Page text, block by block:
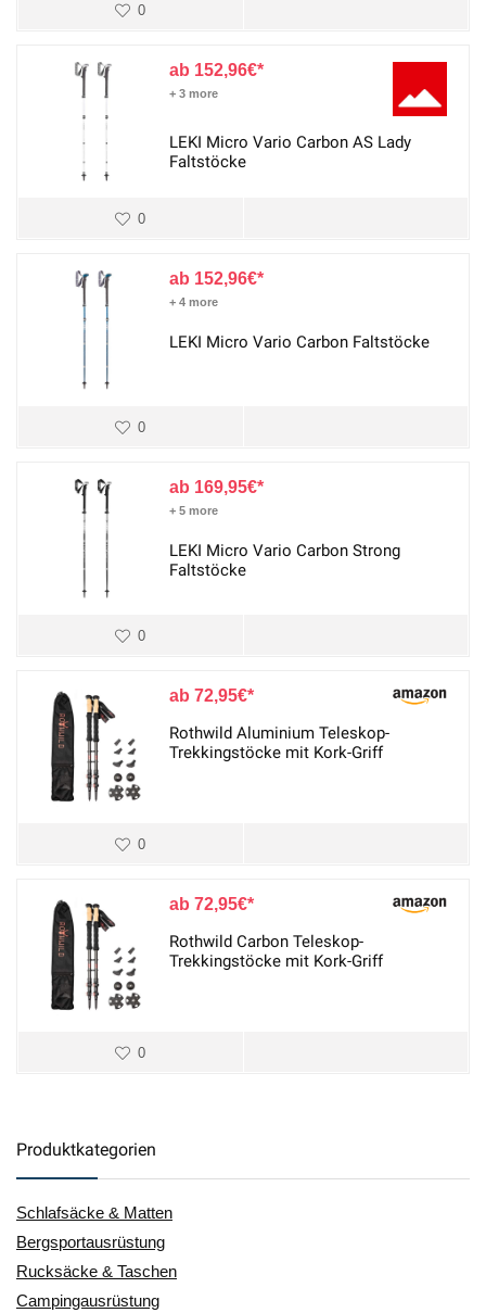
0
152,96€
+ 3 more
LEKI Micro Vario Carbon AS Lady
Faltstöcke
0
152,96€
+ 4 more
LEKI Micro Vario Carbon Faltstöcke
0
169,95€
+ 5 more
LEKI Micro Vario Carbon Strong
Faltstöcke
0
72,95€
Rothwild Aluminium Teleskop-
Trekkingstöcke mit Kork-Griff
0
72,95€
Rothwild Carbon Teleskop-
Trekkingstöcke mit Kork-Griff
0
Produktkategorien
Schlafsäcke & Matten
Bergsportausrüstung
Rucksäcke & Taschen
Campingausrüstung